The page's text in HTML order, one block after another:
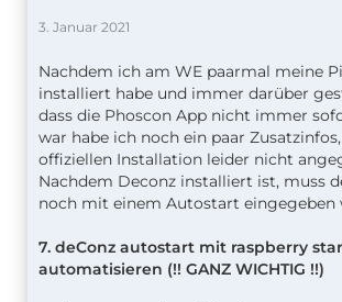
3. Januar 2021
Nachdem ich am WE paarmal meine
installiert habe und immer darüber
dass die Phoscon App nicht immer
war habe ich noch ein paar
offiziellen Installation leider nicht
Nachdem Deconz installiert ist, muss
noch mit einem Autostart eingegeben
7. deConz autostart mit raspberry
automatisieren (!! GANZ WICHTIG !!)